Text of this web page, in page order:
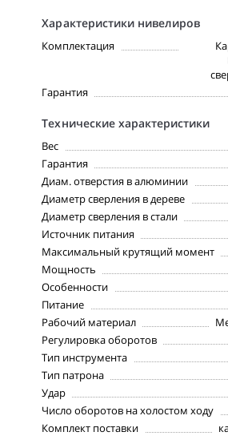
Характеристики нивелиров
Комплектация
Гарантия
Технические характеристики
Вес
Гарантия
Диам. отверстия в алюминии
Диаметр сверления в дереве
Диаметр сверления в стали
Источник питания
Максимальный крутящий момент
Мощность
Особенности
Питание
Рабочий материал
Регулировка оборотов
Тип инструмента
Тип патрона
Удар
Число оборотов на холостом ходу
Комплект поставки